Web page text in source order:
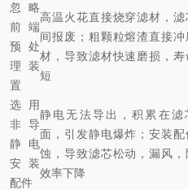
忽略
前端
预处
理装
置
高温火花直接烧穿滤材，滤
间报废；粗颗粒熔渣直接冲
材，导致滤材快速磨损，寿
短
选用
非导
静电
安装
配件
静电无法导出，积累在滤
面，引发静电爆炸；安装配
蚀，导致滤芯松动，漏风，
效率下降